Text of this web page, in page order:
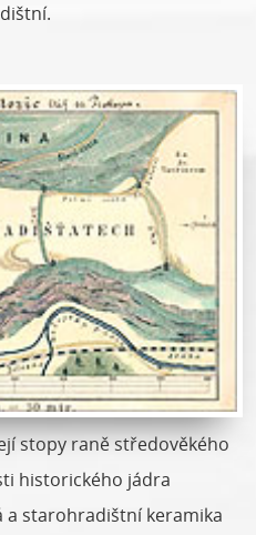
stopy raně středověkého
historického jádra
a starohradištní keramika